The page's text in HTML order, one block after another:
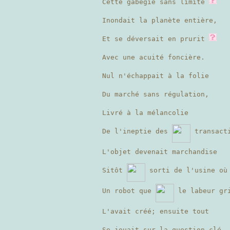
Cette gabegie sans limite
Inondait la planète entière,
Et se déversait en prurit
Avec une acuité foncière.
Nul n'échappait à la folie
Du marché sans régulation,
Livré à la mélancolie
De l'ineptie des
L'objet devenait marchandise
Sitôt sorti de l'usine où
Un robot que le labeur
L'avait créé; ensuite tout